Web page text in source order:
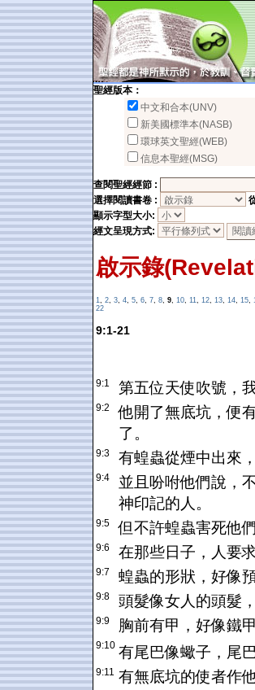
聖經版本：
中文和合本(UNV)
新美國標準本(NASB)
環球英文聖經(WEB)
信息本聖經(MSG)
查閱聖經經節 :
選擇閱讀書卷 :
顯示字型大小:
經文呈現方式:
啟示錄
1, 2, 3, 4, 5, 6, 7, 8, 9, 10, 11, 12, 13, 14, 15,
22
9:1-21
9:1 第五位天使吹號，
9:2
他開了無底坑，便
了。
9:3 有蝗蟲從煙中出來
9:4
並且吩咐他們說，
神印記的人。
9:5 但不許蝗蟲害死他
9:6 在那些日子，人要
9:7 蝗蟲的形狀，好像
9:8 頭髮像女人的頭髮
9:9 胸前有甲，好像鐵
9:10 有尾巴像蠍子，尾
9:11 有無底坑的使者作